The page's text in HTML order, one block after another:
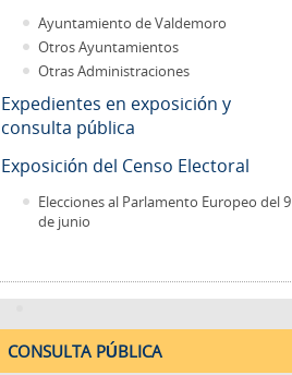
Ayuntamiento de Valdemoro
Otros Ayuntamientos
Otras Administraciones
Expedientes en exposición y
consulta pública
Exposición del Censo Electoral
Elecciones al Parlamento Europeo del 9
de junio
CONSULTA PÚBLICA